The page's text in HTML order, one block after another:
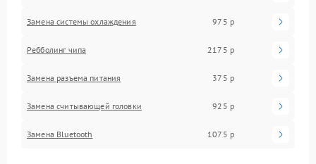
Замена системы охлаждения 975 р
Ребболинг чипа 2175 р
Замена разъема питания 375 р
Замена считывающей головки 925 р
Замена Bluetooth 1075 р